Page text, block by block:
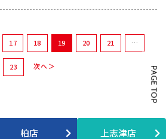
17 18 19 20 21 …
23 次へ ＞
柏店 上志津店